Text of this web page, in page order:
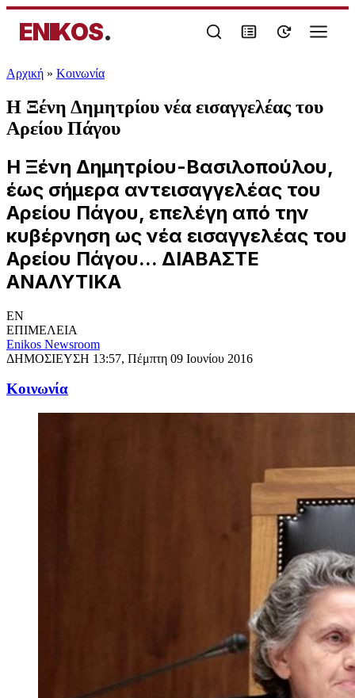
ENIKOS.
Αρχική » Κοινωνία
Η Ξένη Δημητρίου νέα εισαγγελέας του
Αρείου Πάγου
Η Ξένη Δημητρίου-Βασιλοπούλου,
έως σήμερα αντεισαγγελέας του
Αρείου Πάγου, επελέγη από την
κυβέρνηση ως νέα εισαγγελέας του
Αρείου Πάγου... ΔΙΑΒΑΣΤΕ
ΑΝΑΛΥΤΙΚΑ
EN
ΕΠΙΜΕΛΕΙΑ
Enikos Newsroom
ΔΗΜΟΣΙΕΥΣΗ 13:57, Πέμπτη 09 Ιουνίου 2016
Κοινωνία